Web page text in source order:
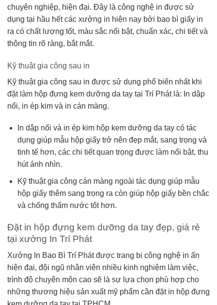
chuyên nghiệp, hiện đại. Đây là công nghệ in được sử
dụng tại hầu hết các xưởng in hiện nay bởi bao bì giấy in
ra có chất lượng tốt, màu sắc nổi bật, chuẩn xác, chi tiết và
thông tin rõ ràng, bắt mắt.
Kỹ thuật gia công sau in
Kỹ thuật gia công sau in được sử dụng phổ biến nhất khi
đặt làm hộp đựng kem dưỡng da tay tại Trí Phát là: In dập
nổi, in ép kim và in cán màng.
In dập nổi và in ép kim hộp kem dưỡng da tay có tác
dụng giúp mẫu hộp giấy trở nên đẹp mắt, sang trọng và
tinh tế hơn, các chi tiết quan trọng được làm nổi bật, thu
hút ánh nhìn.
Kỹ thuật gia công cán màng ngoài tác dụng giúp mẫu
hộp giấy thêm sang trọng ra còn giúp hộp giấy bền chắc
và chống thấm nước tốt hơn.
Đặt in hộp đựng kem dưỡng da tay đẹp, giá rẻ
tại xưởng In Trí Phát
Xưởng In Bao Bì Trí Phát được trang bị công nghệ in ấn
hiện đại, đội ngũ nhân viên nhiều kinh nghiệm làm việc,
trình độ chuyên môn cao sẽ là sự lựa chọn phù hợp cho
những thương hiệu sản xuất mỹ phẩm cần đặt in hộp đựng